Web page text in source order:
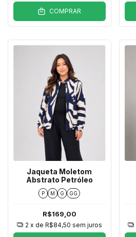
COMPRAR
Jaqueta Moletom
Abstrato Petróleo
P M G GG
R$169,00
2 x de R$84,50 sem juros